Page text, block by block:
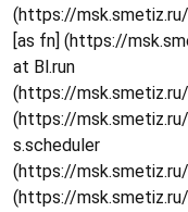
(https://
[as fn] (https://
at Bl.run
(https://
(https://
s.scheduler
(https://
(https://